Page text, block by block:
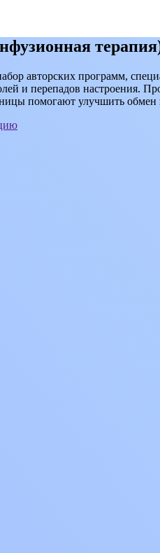
авторских программ,
и перепадов настроения.
помогают улучшить обмен